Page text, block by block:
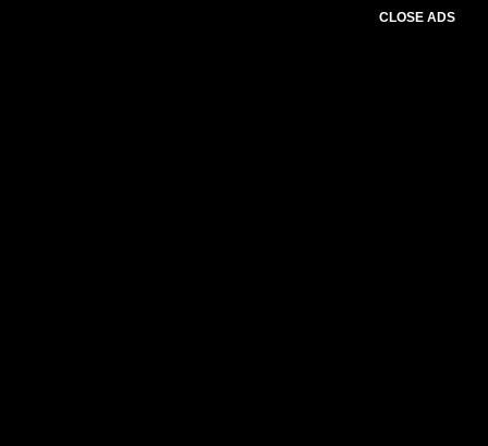
CLOSE ADS